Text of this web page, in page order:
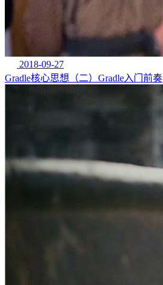
2018-09-27
Gradle核心思想（二）Gradle入门前奏